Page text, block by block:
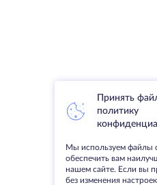
Принять
политику
Мы используем файлы
обеспечить вам
нашем сайте. Если вы
без изменения